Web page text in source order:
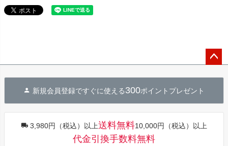
へ
新規会員登録ですぐに使える300ポイントプレゼント
3,980円（税込）以上送料無料10,000円（税込）以上
代金引換手数料無料